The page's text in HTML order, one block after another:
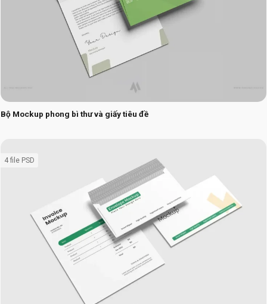
Bộ Mockup phong bì thư và giấy tiêu đề
4 file PSD